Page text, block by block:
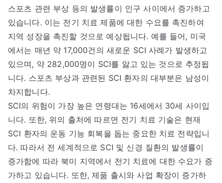
스포츠 관련 부상 등의 발생률이 인구 사이에서 증가하고
있습니다. 이는 전기 치료 제품에 대한 수요를 촉진하여
지역 성장을 촉진할 것으로 예상됩니다. 예를 들어, 미국
에서는 매년 약 17,000건의 새로운 SCI 사례가 발생하고
있으며, 약 282,000명이 SCI를 앓고 있는 것으로 추정됩
니다. 스포츠 부상과 관련된 SCI 환자의 대부분은 남성이
차지합니다.
SCI의 위험이 가장 높은 연령대는 16세에서 30세 사이입
니다. 또한, 위의 출처에 따르면 전기 치료 기술은 현재
SCI 환자의 운동 기능 회복을 돕는 중요한 치료 전략입니
다. 따라서 전 세계적으로 SCI 및 신경 질환의 발생률이
증가함에 따라 북미 지역에서 전기 치료에 대한 수요가 증
가하고 있습니다. 또한, 제품 출시와 사업 확장이 증가하